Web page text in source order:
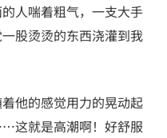
人喘着粗气，一支大手
股烫烫的东西浇灌到我
他的感觉用力的晃动起
这就是高潮啊！好舒服